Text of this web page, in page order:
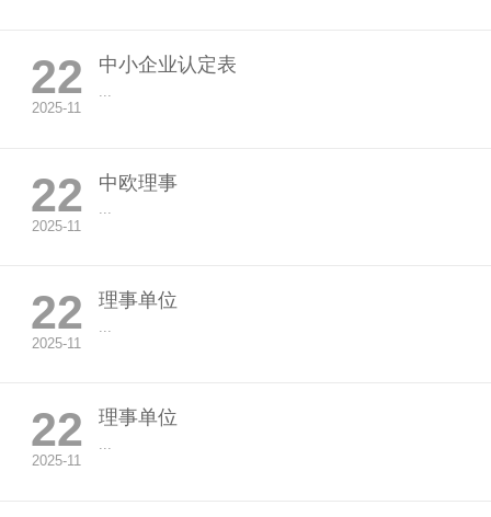
22
2025-11
中小企业认定表
22
2025-11
中欧理事
...
22
2025-11
理事单位
22
2025-11
理事单位
...